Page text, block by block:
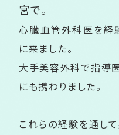
宮で。
心臓血管外科医を経
に来ました。
大手美容外科で指導
にも携わりました。
これらの経験を通し